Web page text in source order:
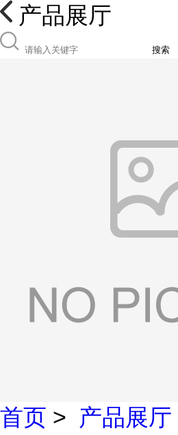
产品展厅
搜索
首页 > 产品展厅